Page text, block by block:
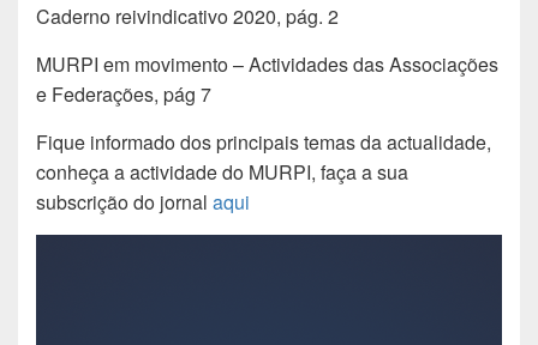
Caderno reivindicativo 2020, pág. 2
MURPI em movimento – Actividades das Associações
e Federações, pág 7
Fique informado dos principais temas da actualidade,
conheça a actividade do MURPI, faça a sua
subscrição do jornal aqui